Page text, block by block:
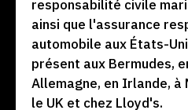
responsabilité civile
ainsi que l'assurance
automobile aux États-
présent aux Bermudes,
Allemagne, en Irlande, à
le UK et chez Lloyd's.